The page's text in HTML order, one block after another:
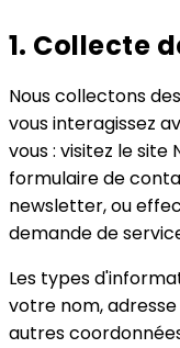
1. Collecte
Nous collectons
vous interagissez
vous : visitez le site
formulaire de
newsletter, ou
demande de
Les types
votre nom,
autres